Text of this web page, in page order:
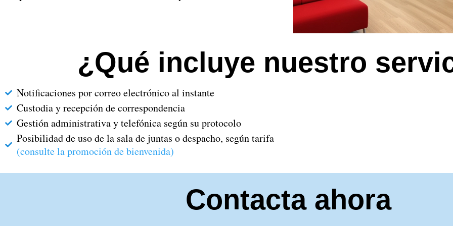
¿Qué incluye nuestro
Notificaciones por correo electrónico al instante
Custodia y recepción de correspondencia
Gestión administrativa y telefónica según su protocolo
Posibilidad de uso de la sala de juntas o despacho, según tarifa
(consulte la promoción de bienvenida)
Contacta ahora